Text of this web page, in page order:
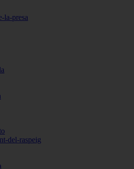
la-presa
del-raspeig